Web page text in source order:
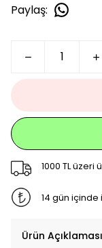
Paylaş:
1000 TL üzeri
14 gün
Ürün Açıklaması